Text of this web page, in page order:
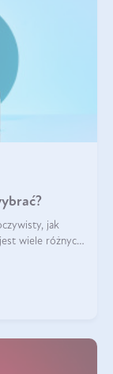
jak
wiele różnych